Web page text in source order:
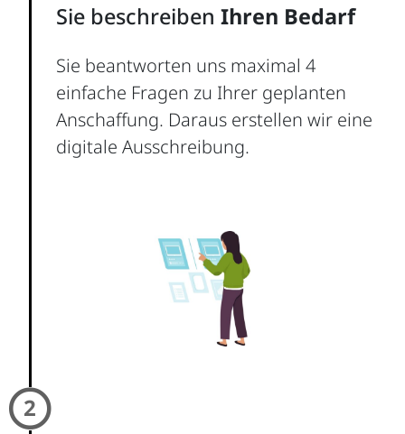
Sie beschreiben Ihren Bedarf
Sie beantworten uns maximal 4
einfache Fragen zu Ihrer geplanten
Anschaffung. Daraus erstellen wir eine
digitale Ausschreibung.
